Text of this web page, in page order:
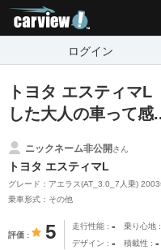
ログイン
トヨタ エスティマ
した大人の車って
ニックネーム非公開さん
トヨタ エスティマL
グレード：アエラス(AT_3.0_7人乗)
乗車形式：その他
評価 5 走行性能 - 乗り心地
デザイン - 積載性 -